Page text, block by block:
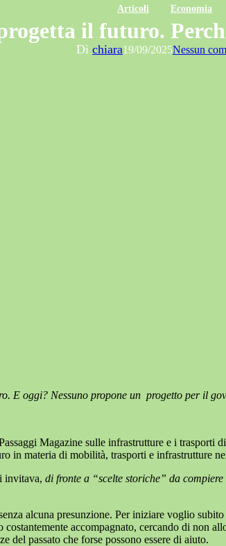
Articoli Economia
il futuro.
Di chiara19/09/2025Nessun
E oggi? Nessuno propone un progetto per il
Magazine sulle infrastrutture e i
in materia di mobilità, trasporti e infrastrutture
invitava, di fronte a “scelte storiche” da
alcuna presunzione. Per iniziare voglio
accompagnato, cercando di non
del passato che forse possono essere di aiuto.